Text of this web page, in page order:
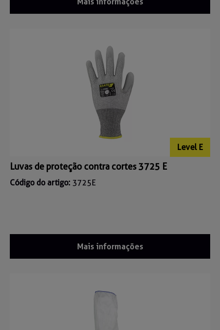
Level E
Luvas de proteção contra cortes 3725 E
Código do artigo: 3725E
Mais informações